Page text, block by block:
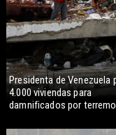
Presidenta de Venezuela
4.000 viviendas para
damnificados por